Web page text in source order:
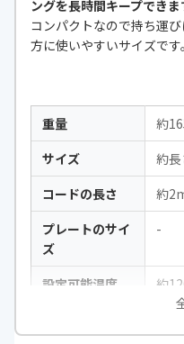
ングを長時間キープできま
コンパクトなので持ち運
方に使いやすいサイズです。
重量
約
サイズ
約
コードの長さ
約
プレートのサイ
ズ
-
設定可能温度
約